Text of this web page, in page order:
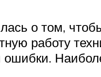
о том,
работу